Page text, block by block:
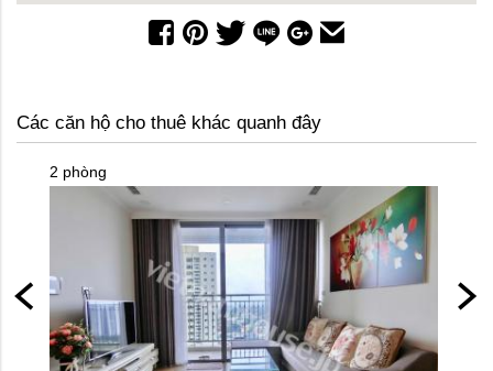
Các căn hộ cho thuê khác quanh đây
2 phòng